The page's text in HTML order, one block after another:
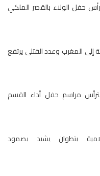
حفل الولاء بالقصر الملكي
إلى المغرب وعدد القتلى يرتفع
مراسم حفل أداء القسم
بتطوان يشيد بصمود